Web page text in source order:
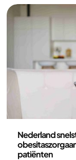
Nederland
patiënten